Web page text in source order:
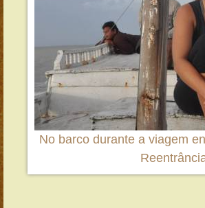
No barco durante a viagem